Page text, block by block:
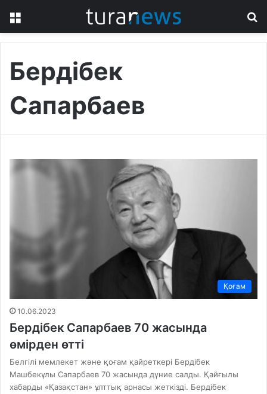
Бердібек
Сапарбаев
Қоғам
10.06.2023
Бердібек Сапарбаев 70 жасында
өмірден өтті
Белгілі мемлекет және қоғам қайреткері Бердібек
Машбекұлы Сапарбаев 70 жасында дүние салды. Қайғылы
хабарды «Қазақстан» ұлттық арнасы жеткізді. Бердібек